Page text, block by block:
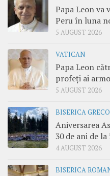
Papa Leon va
Peru în luna
5 AUGUST 2026
VATICAN
Papa Leon
profeți ai
5 AUGUST 2026
BISERICA
Aniversarea
30 de ani de
4 AUGUST 2026
BISERICA